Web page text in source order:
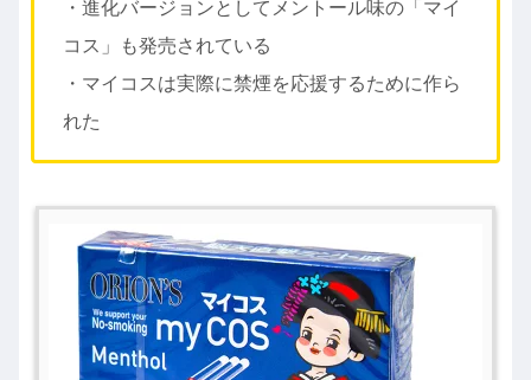
・進化バージョンとしてメントール味の「マイ
コス」も発売されている
・マイコスは実際に禁煙を応援するために作ら
れた